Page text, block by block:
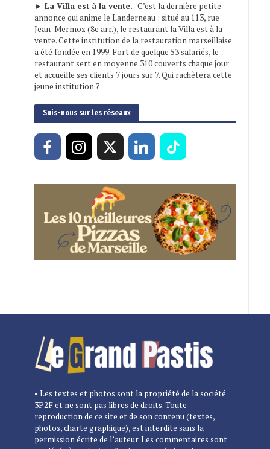
► La Villa est à la vente.- C’est la dernière petite
annonce qui anime le Landerneau : situé au 113, rue
Jean-Mermoz (8e arr.), le restaurant la Villa est à la
vente. Cette institution de la restauration marseillaise
a été fondée en 1999. Fort de quelque 53 salariés, le
restaurant sert en moyenne 310 couverts chaque jour
et accueille ses clients 7 jours sur 7. Qui rachètera cette
jeune institution ?
Suis-nous sur les réseaux
• Les textes et photos sont la propriété de la société
3P2F et ne sont pas libres de droits. Toute
reproduction de ce site et de son contenu (textes,
photos, charte graphique), est interdite sans la
permission écrite de l’auteur. Les commentaires sont